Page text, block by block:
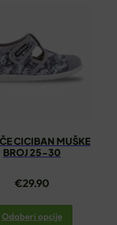
CICIBAN MUŠKE
BROJ 25-30
€29.90
Odaberi opcije